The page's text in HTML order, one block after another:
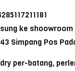
ke shoowroom
Simpang Pos
per-batang,